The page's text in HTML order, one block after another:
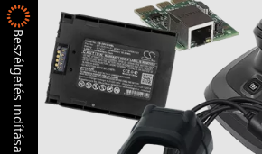
Beszélgetés indítása